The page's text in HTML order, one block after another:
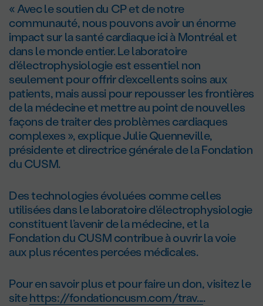
« Avec le soutien du CP et de notre
communauté, nous pouvons avoir un énorme
impact sur la santé cardiaque ici à Montréal et
dans le monde entier. Le laboratoire
d’électrophysiologie est essentiel non
seulement pour offrir d’excellents soins aux
patients, mais aussi pour repousser les frontières
de la médecine et mettre au point de nouvelles
façons de traiter des problèmes cardiaques
complexes », explique Julie Quenneville,
présidente et directrice générale de la Fondation
du CUSM.
Des technologies évoluées comme celles
utilisées dans le laboratoire d’électrophysiologie
constituent l’avenir de la médecine, et la
Fondation du CUSM contribue à ouvrir la voie
aux plus récentes percées médicales.
Pour en savoir plus et pour faire un don, visitez le
sitehttps://fondationcusm.com/trav....